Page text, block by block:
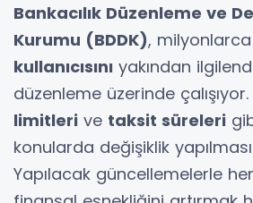
Bankacılık Düzenleme ve
Kurumu (BDDK), milyonlarca
kullanıcısını yakından
düzenleme üzerinde çalışıyor.
limitleri ve taksit süreleri
konularda değişiklik
Yapılacak güncellemelerle